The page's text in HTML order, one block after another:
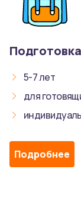
5-7 лет
для
Подробнее